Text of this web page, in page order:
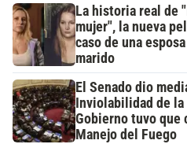
La historia real de
mujer", la nueva
caso de una
marido
El Senado dio
Inviolabilidad de la
Gobierno tuvo que
Manejo del Fuego